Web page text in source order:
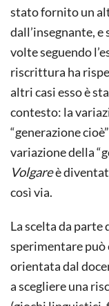
stato fornito un
dall’insegnante,
volte seguendo
riscrittura ha
altri casi esso è
contesto: la
“generazione
variazione della
Volgareè
così via.
La scelta da
sperimentare
orientata dal
a scegliere una